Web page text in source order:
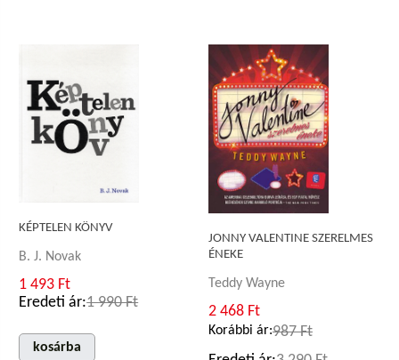
KÉPTELEN KÖNYV
B. J. Novak
1 493 Ft
Eredeti ár:1 990 Ft
kosárba
JONNY VALENTINE SZERELMES
ÉNEKE
Teddy Wayne
2 468 Ft
Korábbi ár:987 Ft